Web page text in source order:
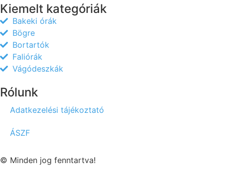
Kiemelt kategóriák
Bakeki órák
Bögre
Bortartók
Faliórák
Vágódeszkák
Rólunk
Adatkezelési tájékoztató
ÁSZF
© Minden jog fenntartva!